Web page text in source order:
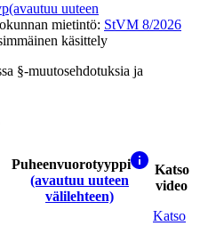
(avautuu uuteen
mietintö: StVM 8/2026
käsittely
§-muutosehdotuksia ja
Puheenvuorotyyppi
(avautuu uuteen
välilehteen)
Katso
video
Katso